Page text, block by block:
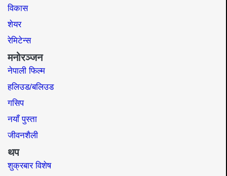
विकास
शेयर
रेमिटेन्स
मनोरञ्जन
नेपाली फिल्म
हलिउड/बलिउड
गसिप
नयाँ पुस्ता
जीवनशैली
थप
शुक्रबार विशेष